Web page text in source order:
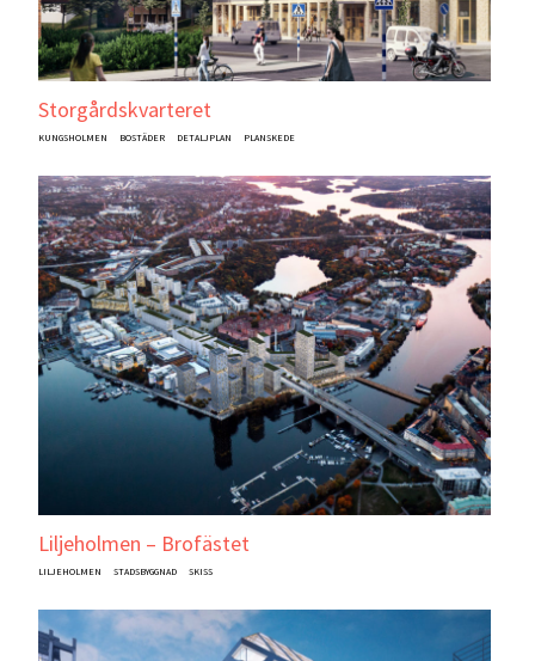
Storgårdskvarteret
KUNGSHOLMEN BOSTÄDER DETALJPLAN PLANSKEDE
Liljeholmen – Brofästet
LILJEHOLMEN STADSBYGGNAD SKISS